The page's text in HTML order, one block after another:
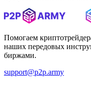
Помогаем
наших передовых
биржами.
support@p2p.army